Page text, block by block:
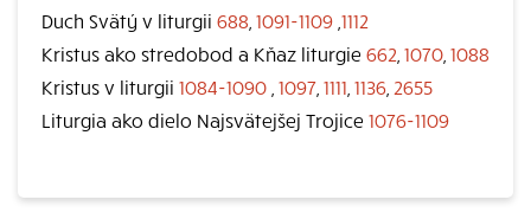
Duch Svätý v liturgii 688 1091-1109 1112
Kristus ako stredobod a Kňaz liturgie 662 1070 1088
Kristus v liturgii 1084-1090 1097 1111 1136 2655
Liturgia ako dielo Najsvätejšej Trojice 1076-1109